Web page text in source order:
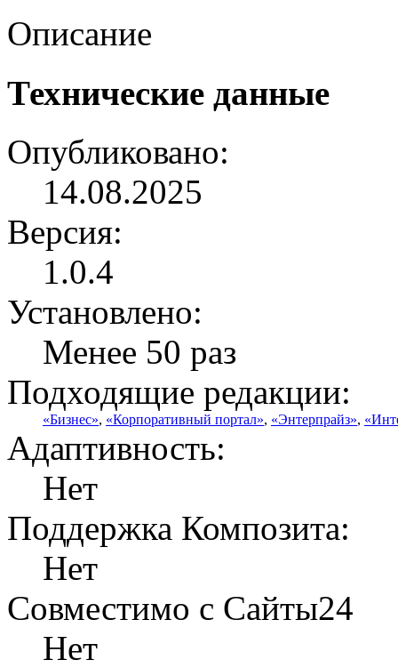
Описание
Технические данные
Опубликовано:
14.08.2025
Версия:
1.0.4
Установлено:
Менее 50 раз
Подходящие редакции:
«Бизнес», «Корпоративный портал», «Энтерпрайз»,
Адаптивность:
Нет
Поддержка Композита:
Нет
Совместимо с Сайты24
Нет